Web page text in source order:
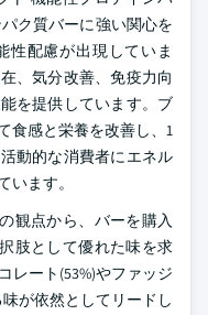
ク質バーに強い関心を
性配慮が出現していま
、気分改善、免疫力向
を提供しています。ブ
食感と栄養を改善し、1
動的な消費者にエネル
ます。
観点から、バーを購入
肢として優れた味を求
レート(53%)やファッジ
が依然としてリードし